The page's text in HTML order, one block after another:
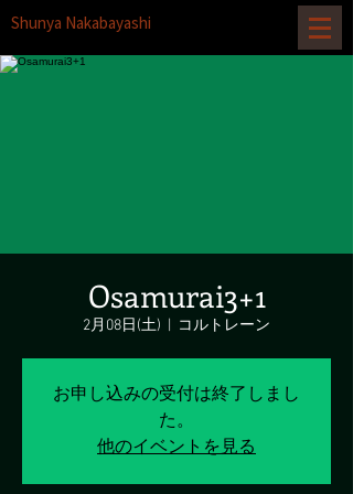
Shunya Nakabayashi
Osamurai3+1
2月08日(土) コルトレーン
お申し込みの受付は終了しまし
た。
他のイベントを見る